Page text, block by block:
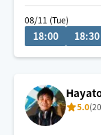
ストレッチト
しでは届かな
すので終わっ
08/11 (Tue)
18:00 18:30
5.0